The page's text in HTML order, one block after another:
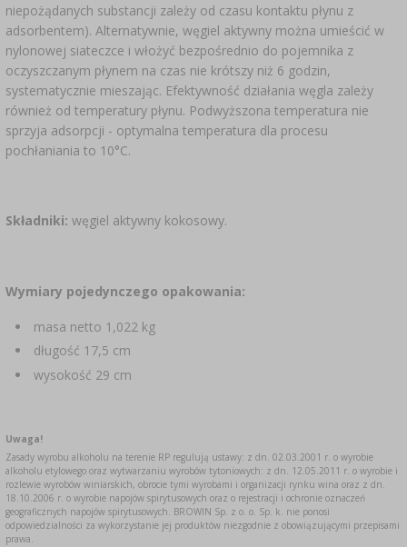
niepożądanych substancji zależy od czasu kontaktu płynu z
adsorbentem). Alternatywnie, węgiel aktywny można umieścić w
nylonowej siateczce i włożyć bezpośrednio do pojemnika z
oczyszczanym płynem na czas nie krótszy niż 6 godzin,
systematycznie mieszając. Efektywność działania węgla zależy
również od temperatury płynu. Podwyższona temperatura nie
sprzyja adsorpcji - optymalna temperatura dla procesu
pochłaniania to 10°C.
Składniki: węgiel aktywny kokosowy.
Wymiary pojedynczego opakowania:
masa netto 1,022 kg
długość 17,5 cm
wysokość 29 cm
Uwaga!
Zasady wyrobu alkoholu na terenie RP regulują ustawy: z dn. 02.03.2001 r. o wyrobie
alkoholu etylowego oraz wytwarzaniu wyrobów tytoniowych: z dn. 12.05.2011 r. o wyrobie i
rozlewie wyrobów winiarskich, obrocie tymi wyrobami i organizacji rynku wina oraz z dn.
18.10.2006 r. o wyrobie napojów spirytusowych oraz o rejestracji i ochronie oznaczeń
geograficznych napojów spirytusowych. BROWIN Sp. z o. o. Sp. k. nie ponosi
odpowiedzialności za wykorzystanie jej produktów niezgodnie z obowiązującymi przepisami
prawa.